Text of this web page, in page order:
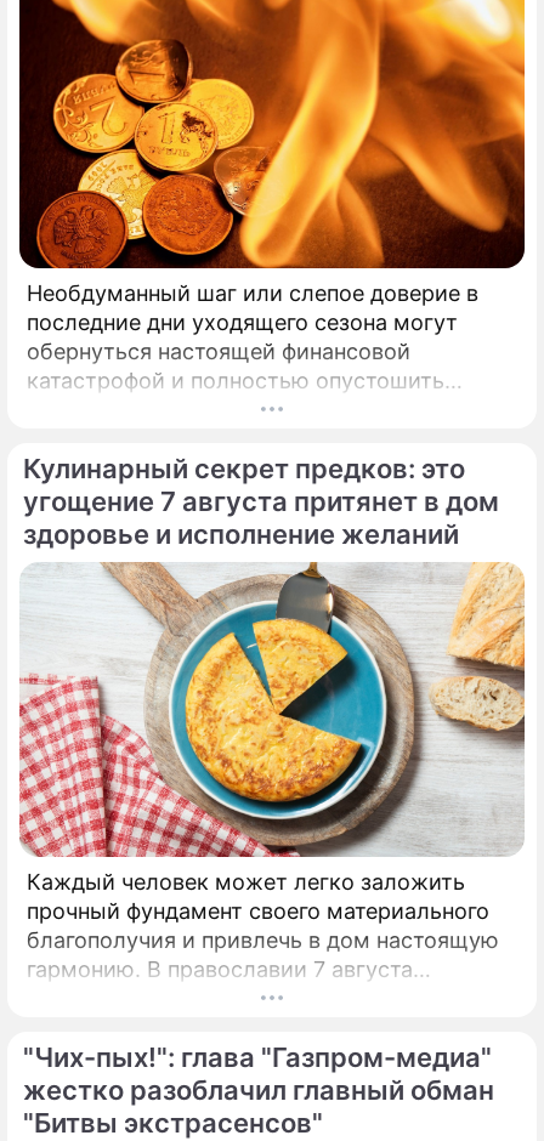
Необдуманный шаг или слепое доверие в
последние дни уходящего сезона могут
обернуться настоящей финансовой
катастрофой и полностью опустошить
кошелек. Известная шаманка и ясновидящая
экстренным предупреждением для всех, кто
привык легкомысленно относиться к своим
сбережениям.
Кулинарный секрет предков: это
угощение 7 августа притянет в дом
здоровье и исполнение желаний
Каждый человек может легко заложить
прочный фундамент своего материального
благополучия и привлечь в дом настоящую
гармонию. В православии 7 августа
почитают память праведной Анны, матери
"Чих-пых!": глава "Газпром-медиа"
жестко разоблачил главный обман
"Битвы экстрасенсов"